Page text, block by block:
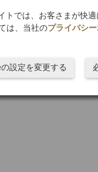
トでは、お客さまが快
は、当社のプライバシ
設定を変更する